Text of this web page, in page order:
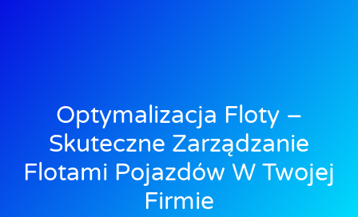
Optymalizacja Floty –
Skuteczne Zarządzanie
Flotami Pojazdów W Twojej
Firmie